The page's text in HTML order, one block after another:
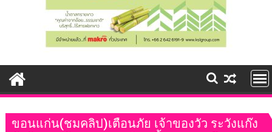
ขอนแก่น(ชมคลิป)เตือนภัย เจ้าของวัว ระวังแก๊ง